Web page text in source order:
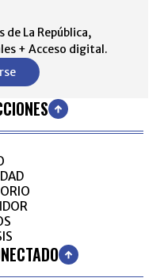
de La República,
+ Acceso digital.